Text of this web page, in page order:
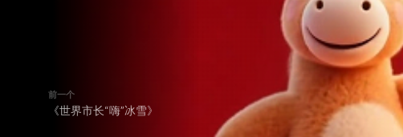
前一个
《世界市长“嗨”冰雪》